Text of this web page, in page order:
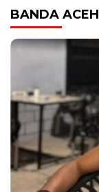
BANDA ACEH